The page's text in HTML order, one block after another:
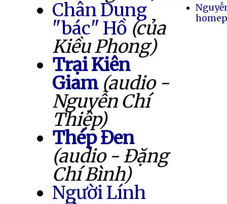
Chân Dung
"bác" Hồ (của
Kiều Phong)
Trại Kiên
Giam (audio -
Nguyễn Chí
Thiệp)
Thép Đen
(audio - Đặng
Chí Bình)
Người Lính